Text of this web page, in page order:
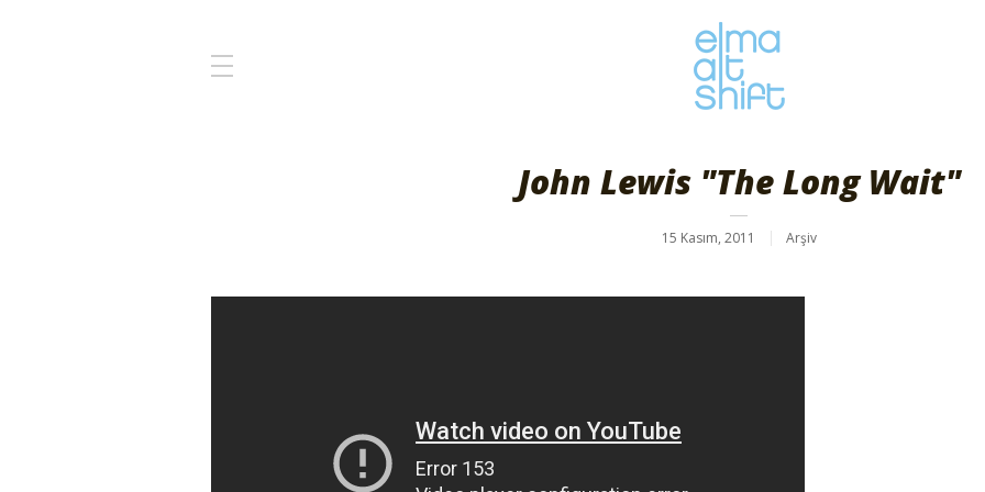
John Lewis "The Long Wait"
15 Kasım, 2011 Arşiv